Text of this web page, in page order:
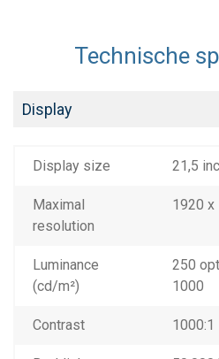
Technische
Display
Display size 21,5
Maximal
resolution
1920 x
Luminance
(cd/m²)
250
1000
Contrast 1000:1